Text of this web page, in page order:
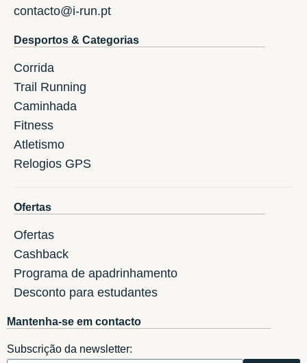
contacto@i-run.pt
Desportos & Categorias
Corrida
Trail Running
Caminhada
Fitness
Atletismo
Relogios GPS
Ofertas
Ofertas
Cashback
Programa de apadrinhamento
Desconto para estudantes
Mantenha-se em contacto
Subscrição da newsletter: